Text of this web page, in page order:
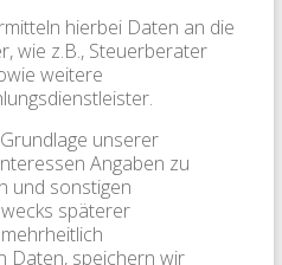
hierbei Daten an die
wie z.B., Steuerberater
weitere
unserer
Angaben zu
und sonstigen
späterer
Daten, speichern wir